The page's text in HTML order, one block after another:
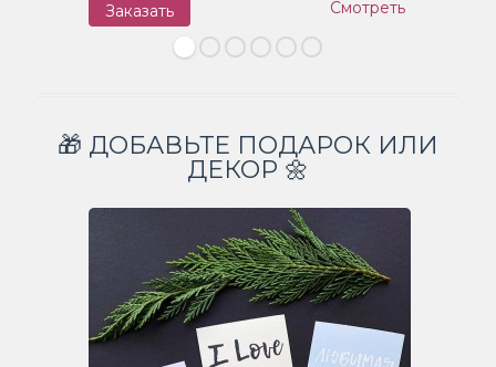
Заказать Смотреть
🎁 ДОБАВЬТЕ ПОДАРОК ИЛИ
ДЕКОР 🌼